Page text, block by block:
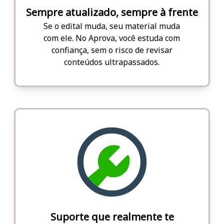
Sempre atualizado, sempre à frente
Se o edital muda, seu material muda
com ele. No Aprova, você estuda com
confiança, sem o risco de revisar
conteúdos ultrapassados.
Suporte que realmente te